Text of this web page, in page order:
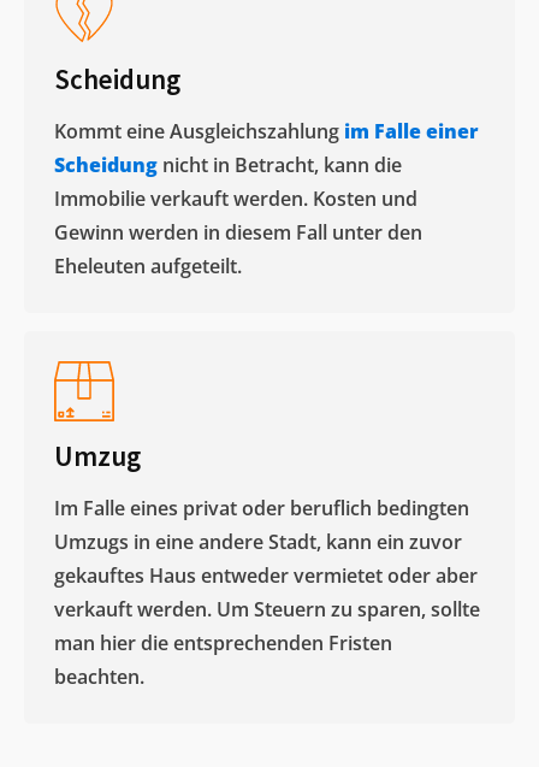
Scheidung
Kommt eine Ausgleichszahlung im Falle einer
Scheidung nicht in Betracht, kann die
Immobilie verkauft werden. Kosten und
Gewinn werden in diesem Fall unter den
Eheleuten aufgeteilt.​
Umzug
Im Falle eines privat oder beruflich bedingten
Umzugs in eine andere Stadt, kann ein zuvor
gekauftes Haus entweder vermietet oder aber
verkauft werden. Um Steuern zu sparen, sollte
man hier die entsprechenden Fristen
beachten.